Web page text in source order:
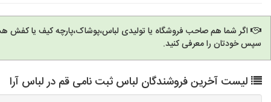
اگر شما هم صاحب فروشگاه یا تولیدی لباس،پوشاک،پارچه کیف یا کفش
سپس خودتان را معرفی کنید.
لیست آخرین فروشندگان لباس ثبت نامی قم در لباس آرا